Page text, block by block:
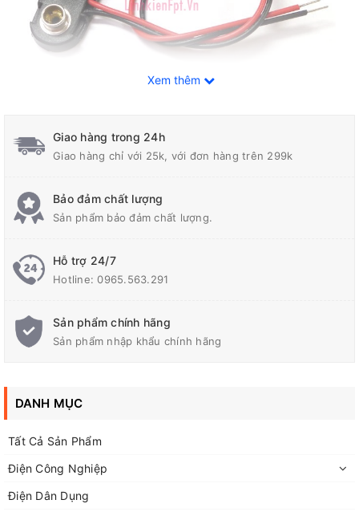
Xem thêm
Giao hàng trong 24h
Giao hàng chỉ với 25k, với đơn hàng trên 299k
Bảo đảm chất lượng
Sản phẩm bảo đảm chất lượng.
Hỗ trợ 24/7
Hotline:0965.563.291
Sản phẩm chính hãng
Sản phẩm nhập khẩu chính hãng
DANH MỤC
Tất Cả Sản Phẩm
Điện Công Nghiệp
Điện Dân Dụng